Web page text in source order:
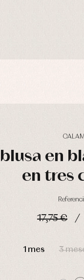
blusa en
en tres
17,75 €
1 mes 3